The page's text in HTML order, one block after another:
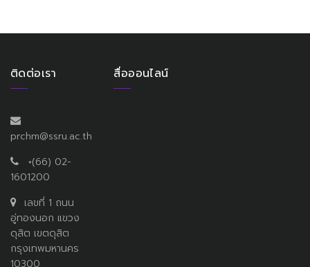
ติดต่อเรา
prchm@ssru.ac.th
+(66) 02-
1601200
เลขที่ 1 ถนน
อู่ทองนอก แขวง
ดุสิต เขตดุสิต
กรุงเทพมหานคร
10300
สื่อออนไลน์